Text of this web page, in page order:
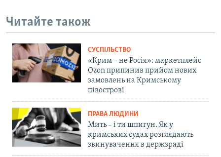
Читайте також
СУСПІЛЬСТВО
«Крим – не Росія»: маркетплейс
Ozon припинив прийом нових
замовлень на Кримському
півострові
ПРАВА ЛЮДИНИ
Мить – і ти шпигун. Як у
кримських судах розглядають
звинувачення в держзраді